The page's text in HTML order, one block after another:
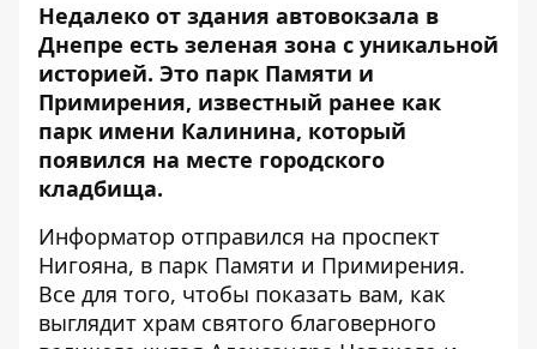
Недалеко от здания автовокзала в
Днепре есть зеленая зона с уникальной
историей. Это парк Памяти и
Примирения, известный ранее как
парк имени Калинина, который
появился на месте городского
кладбища.
Информатор отправился на проспект
Нигояна, в парк Памяти и Примирения.
Все для того, чтобы показать вам, как
выглядит храм святого благоверного